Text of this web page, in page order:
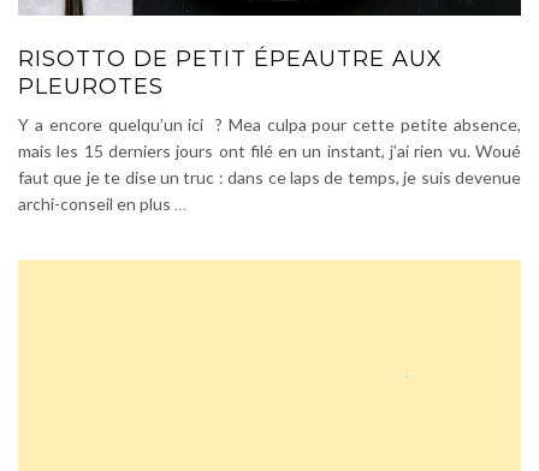
RISOTTO DE PETIT ÉPEAUTRE AUX
PLEUROTES
Y a encore quelqu’un ici ? Mea culpa pour cette petite absence,
mais les 15 derniers jours ont filé en un instant, j’ai rien vu. Woué
faut que je te dise un truc : dans ce laps de temps, je suis devenue
archi-conseil en plus …